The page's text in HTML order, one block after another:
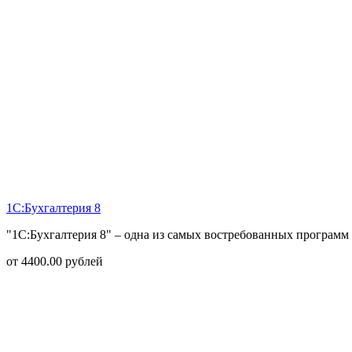
1С:Бухгалтерия 8
"1С:Бухгалтерия 8" – одна из самых востребованных
от 4400.00 рублей